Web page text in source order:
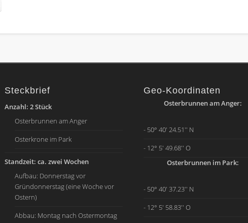
Steckbrief
Anzahl: 2 Stück
Osterbrunnen am Anger
Osterkrone im Park
Standzeit: ca. zwei Wochen
Aufbau: Donnerstag vor
Gründonnerstag (eine Woche vor
Ostern)
Abbau: Montag nach Ostermontag
Geo-Koordinaten
Osterbrunnen am Anger:
- 50° 40' 24.51'' N
- 12° 5' 49.68'' O
Osterbrunnen im Park:
- 50° 40' 37.23'' N
- 12° 5' 58.83'' O